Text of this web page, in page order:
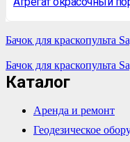
Бачок для краскопульта
Бачок для краскопульта
Каталог
Аренда и ремонт
Геодезическое